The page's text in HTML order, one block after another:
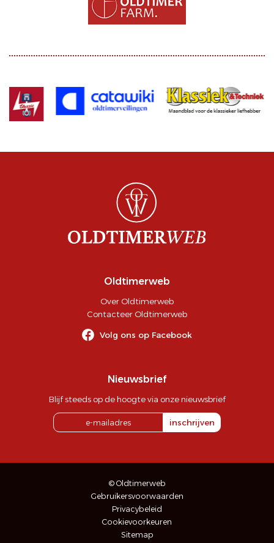
Oldtimerweb
Over Oldtimerweb
Contacteer Oldtimerweb
Volg ons op Facebook
Nieuwsbrief
Blijf steeds op de hoogte via onze nieuwsbrief
inschrijven
© Oldtimerweb
Gebruikersvoorwaarden
Privacybeleid
Cookievoorkeuren
Sitemap